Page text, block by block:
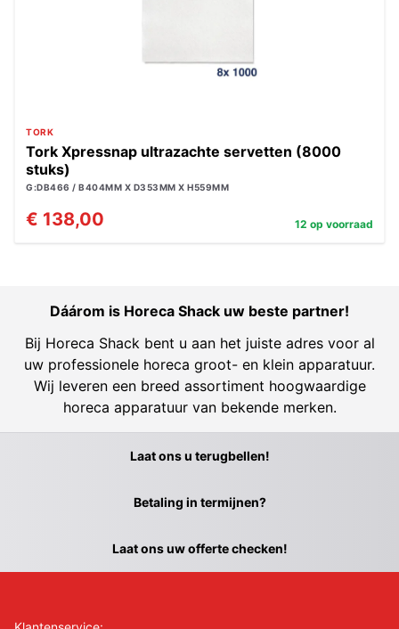
TORK
Tork Xpressnap ultrazachte servetten (8000
stuks)
G:DB466 / B404MM X D353MM X H559MM
€ 138,00 12 op voorraad
Dáárom is Horeca Shack uw beste partner!
Bij Horeca Shack bent u aan het juiste adres voor al
uw professionele horeca groot- en klein apparatuur.
Wij leveren een breed assortiment hoogwaardige
horeca apparatuur van bekende merken.
Laat ons u terugbellen!
Betaling in termijnen?
Laat ons uw offerte checken!